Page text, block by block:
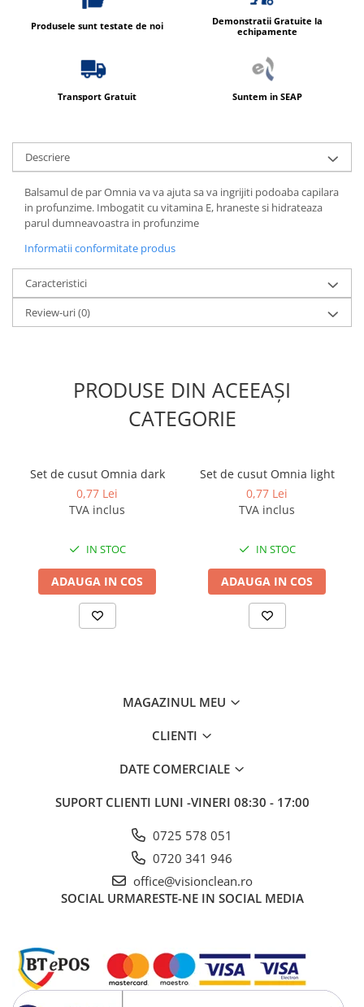
Produsele sunt testate de noi
Demonstratii Gratuite la
echipamente
Transport Gratuit Suntem in SEAP
Descriere
Balsamul de par Omnia va va ajuta sa va ingrijiti podoaba capilara
in profunzime. Imbogatit cu vitamina E, hraneste si hidrateaza
parul dumneavoastra in profunzime
Informatii conformitate produs
Caracteristici
Review-uri(0)
PRODUSE DIN ACEEAȘI
CATEGORIE
Set de cusut Omnia dark
0,77 Lei
TVA inclus
IN STOC
ADAUGA IN COS
Set de cusut Omnia light
0,77 Lei
TVA inclus
IN STOC
ADAUGA IN COS
MAGAZINUL MEU
CLIENTI
DATE COMERCIALE
SUPORT CLIENTI LUNI -VINERI 08:30 - 17:00
0725 578 051
0720 341 946
office@visionclean.ro
SOCIAL URMARESTE-NE IN SOCIAL MEDIA